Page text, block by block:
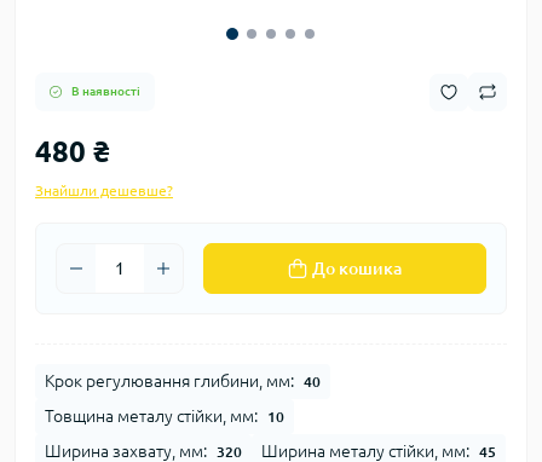
В наявності
480 ₴
Знайшли дешевше?
До кошика
Крок регулювання глибини, мм: 40
Товщина металу стійки, мм: 10
Ширина захвату, мм: 320 Ширина металу стійки, мм: 45